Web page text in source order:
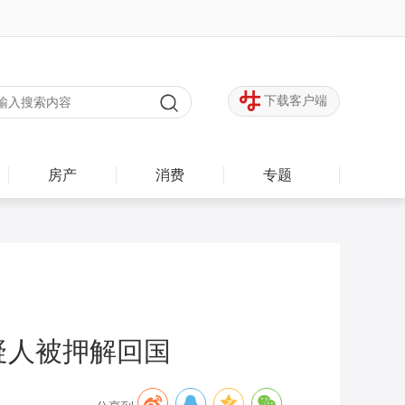
下载客户端
房产 消费 专题
被押解回国